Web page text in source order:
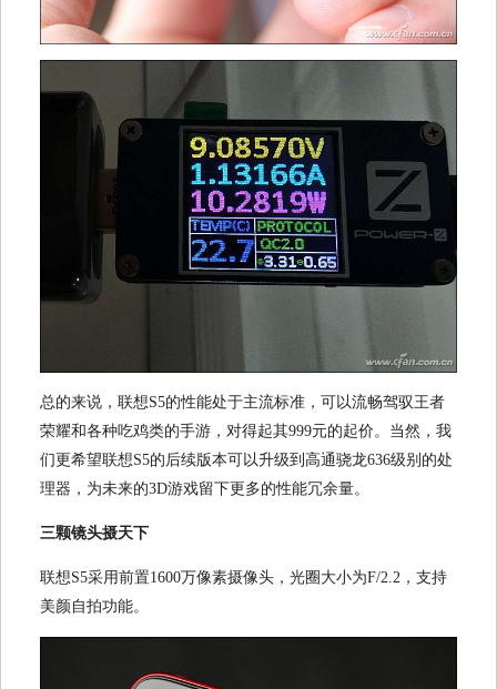
总的来说，联想S5的性能处于主流标准，可以流畅驾驭王者
荣耀和各种吃鸡类的手游，对得起其999元的起价。当然，我
们更希望联想S5的后续版本可以升级到高通骁龙636级别的处
理器，为未来的3D游戏留下更多的性能冗余量。
三颗镜头摄天下
联想S5采用前置1600万像素摄像头，光圈大小为F/2.2，支持
美颜自拍功能。